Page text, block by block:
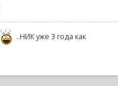
..НИК уже 3 года как